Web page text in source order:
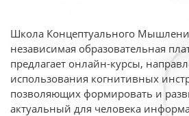
Школа Концептуального
независимая образовательная
предлагает онлайн-курсы,
использования когнитивных
позволяющих формировать и
актуальный для человека